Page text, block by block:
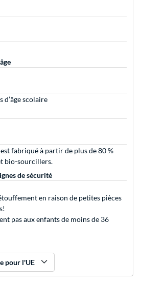
d’âge scolaire
fabriqué à partir de plus de 80 %
bio-sourcillers.
de sécurité
en raison de petites pièces
pas aux enfants de moins de 36
pour l'UE